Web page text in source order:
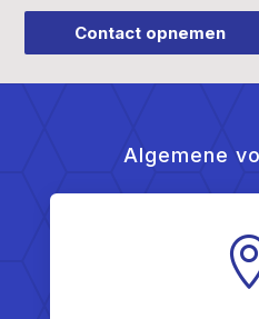
Contact opnemen
Algemene